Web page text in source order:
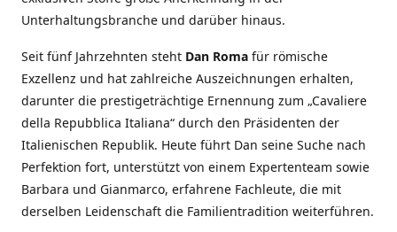
Unterhaltungsbranche und darüber hinaus.
Seit fünf Jahrzehnten steht Dan Roma für römische
Exzellenz und hat zahlreiche Auszeichnungen erhalten,
darunter die prestigeträchtige Ernennung zum „Cavaliere
della Repubblica Italiana“ durch den Präsidenten der
Italienischen Republik. Heute führt Dan seine Suche nach
Perfektion fort, unterstützt von einem Expertenteam sowie
Barbara und Gianmarco, erfahrene Fachleute, die mit
derselben Leidenschaft die Familientradition weiterführen.